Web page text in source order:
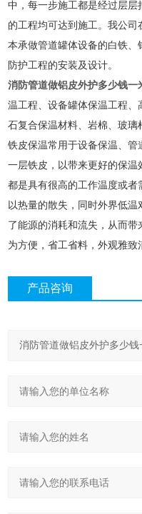
中，每一步施工都是经过层层
的工程均可达到施工。我公
本承做管道罐体设备的白铁
防护工程的安装及设计。
消防管道做铝皮外护多少钱一
温工程、设备罐体保温工程
石复合保温材料、岩棉、玻璃
铁皮保温常用于设备保温、
一层铁皮，以带来更好的保
都是具有很高的工作温度或
以热量的散失，同时外界低
了能源的消耗和流失，从而
为方便，省工省料，外观
产品咨询